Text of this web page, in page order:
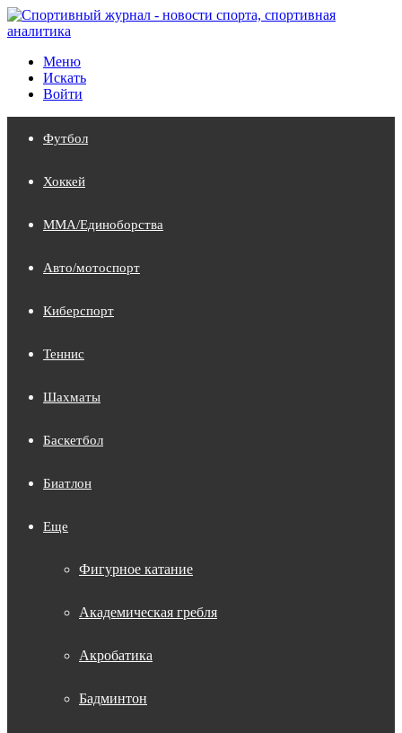
Меню
Искать
Войти
Футбол
Хоккей
MMA/Единоборства
Авто/мотоспорт
Киберспорт
Теннис
Шахматы
Баскетбол
Биатлон
Еще
Фигурное катание
Академическая гребля
Акробатика
Бадминтон